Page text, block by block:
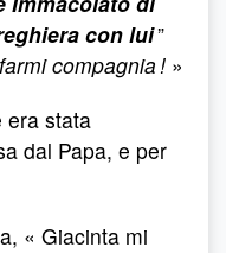
con lui”
compagnia ! »
era stata
dal Papa, e per
« Giacinta mi